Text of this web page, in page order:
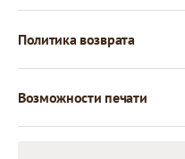
Политика возврата
Возможности печати